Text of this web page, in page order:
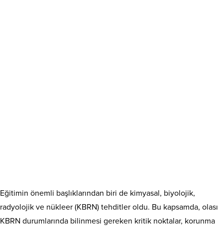
Eğitimin önemli başlıklarından biri de kimyasal, biyolojik,
radyolojik ve nükleer (KBRN) tehditler oldu. Bu kapsamda, olası
KBRN durumlarında bilinmesi gereken kritik noktalar, korunma